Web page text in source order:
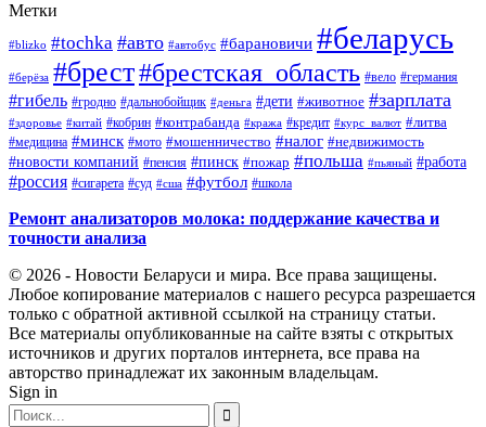
Метки
#blizko #tochka #авто #автобус #барановичи #беларусь
#берёза #брест#брестская_область #вело #германия
#гибель #гродно #дальнобойщик #деньга #дети #животное #зарплата
#здоровье #китай #кобрин #контрабанда #кража #кредит #курс_валют #литва
#медицина #минск #мото #мошенничество #налог #недвижимость
#новости компаний #пенсия #пинск #пожар #польша #пьяный #работа
#россия #сигарета #суд #сша #футбол #школа
Ремонт анализаторов молока: поддержание качества и
точности анализа
© 2026 - Новости Беларуси и мира. Все права защищены.
Любое копирование материалов с нашего ресурса разрешается
только с обратной активной ссылкой на страницу статьи.
Все материалы опубликованные на сайте взяты с открытых
источников и других порталов интернета, все права на
авторство принадлежат их законным владельцам.
Sign in